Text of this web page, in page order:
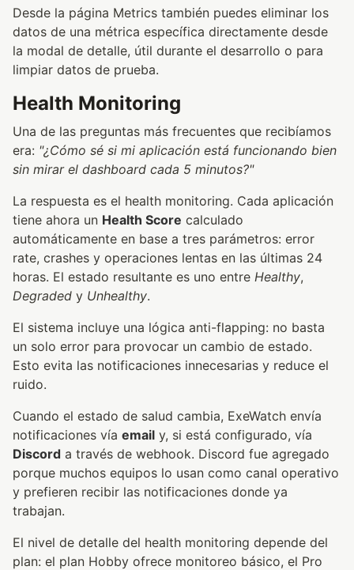
Desde la página Metrics también puedes eliminar los
datos de una métrica específica directamente desde
la modal de detalle, útil durante el desarrollo o para
limpiar datos de prueba.
Health Monitoring
Una de las preguntas más frecuentes que recibíamos
era: "¿Cómo sé si mi aplicación está funcionando bien
sin mirar el dashboard cada 5 minutos?"
La respuesta es el health monitoring. Cada aplicación
tiene ahora un Health Score calculado
automáticamente en base a tres parámetros: error
rate, crashes y operaciones lentas en las últimas 24
horas. El estado resultante es uno entre Healthy,
Degraded y Unhealthy.
El sistema incluye una lógica anti-flapping: no basta
un solo error para provocar un cambio de estado.
Esto evita las notificaciones innecesarias y reduce el
ruido.
Cuando el estado de salud cambia, ExeWatch envía
notificaciones vía email y, si está configurado, vía
Discord a través de webhook. Discord fue agregado
porque muchos equipos lo usan como canal operativo
y prefieren recibir las notificaciones donde ya
trabajan.
El nivel de detalle del health monitoring depende del
plan: el plan Hobby ofrece monitoreo básico, el Pro